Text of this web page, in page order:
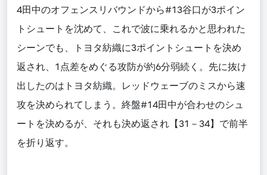
4田中のオフェンスリバウンドから#13谷口が3ポイン
トシュートを沈めて、これで波に乗れるかと思われた
シーンでも、トヨタ紡織に3ポイントシュートを決め
返され、1点差をめぐる攻防が約6分弱続く。先に抜け
出したのはトヨタ紡織。レッドウェーブのミスから速
攻を決められてしまう。終盤#14田中が合わせのシュ
ートを決めるが、それも決め返され【31－34】で前半
を折り返す。